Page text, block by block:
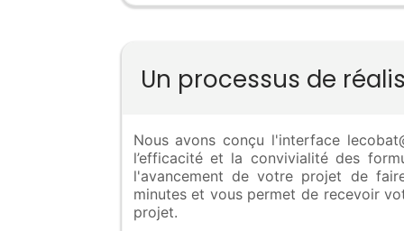
Un processus de
Nous avons conçu l'interface
l’efficacité et la convivialité des
l'avancement de votre projet de
minutes et vous permet de recevoir
projet.